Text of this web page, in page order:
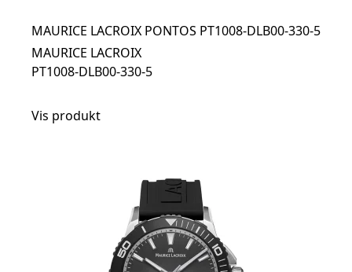
MAURICE LACROIX PONTOS PT1008-DLB00-330-5
MAURICE LACROIX
PT1008-DLB00-330-5
Vis produkt